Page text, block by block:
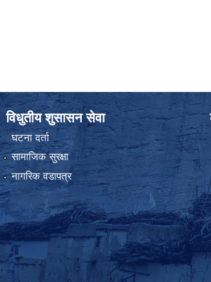
विधुतीय शुसासन सेवा
घटना दर्ता
सामाजिक सुरक्षा
नागरिक वडापत्र